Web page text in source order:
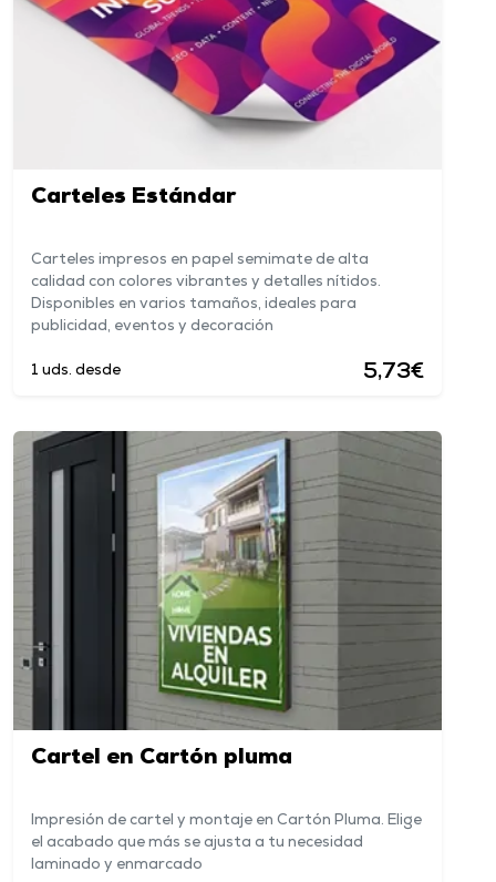
Carteles Estándar
Carteles impresos en papel semimate de alta
calidad con colores vibrantes y detalles nítidos.
Disponibles en varios tamaños, ideales para
publicidad, eventos y decoración
1 uds. desde 5,73€
Cartel en Cartón pluma
Impresión de cartel y montaje en Cartón Pluma. Elige
el acabado que más se ajusta a tu necesidad
laminado y enmarcado